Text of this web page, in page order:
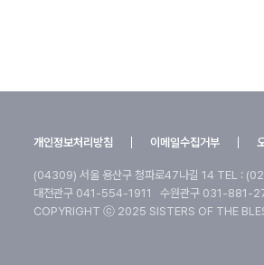
개인정보처리방침 이메일수집거부
(04309) 서울 용산구 청파로47나길 14 TEL :
대전관구 041-554-1911
수원관구 031-881-
COPYRIGHT ⓒ 2025 SISTERS OF THE